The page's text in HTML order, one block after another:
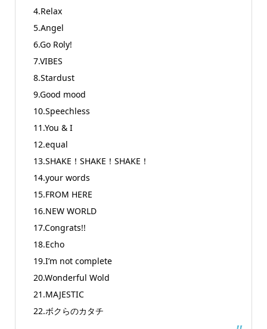
4.Relax
5.Angel
6.Go Roly!
7.VIBES
8.Stardust
9.Good mood
10.Speechless
11.You & I
12.equal
13.SHAKE！SHAKE！SHAKE！
14.your words
15.FROM HERE
16.NEW WORLD
17.Congrats!!
18.Echo
19.I’m not complete
20.Wonderful Wold
21.MAJESTIC
22.ボクらのカタチ